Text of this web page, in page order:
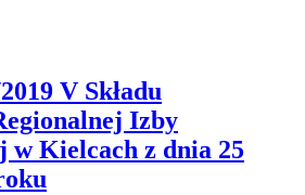
V Składu
Izby
w Kielcach z dnia 25